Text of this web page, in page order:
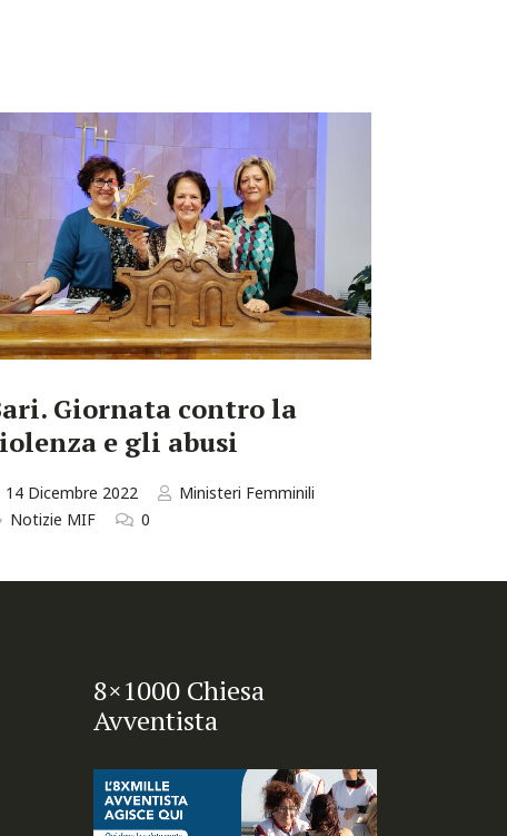
Giornata contro la
e gli abusi
14 Dicembre 2022
Ministeri Femminili
Notizie MIF
0
8×1000 Chiesa
Avventista